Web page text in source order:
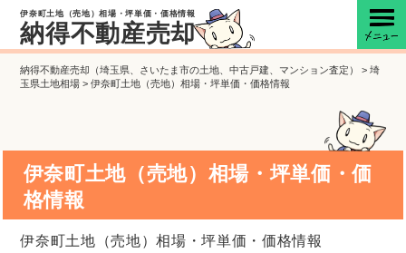
伊奈町土地（売地）相場・坪単価・価格情報
納得不動産売却
納得不動産売却（埼玉県、さいたま市の土地、中古戸建、マンション査定） >埼
玉県土地相場 >伊奈町土地（売地）相場・坪単価・価格情報
伊奈町土地（売地）相場・坪単価・価
格情報
伊奈町土地（売地）相場・坪単価・価格情報